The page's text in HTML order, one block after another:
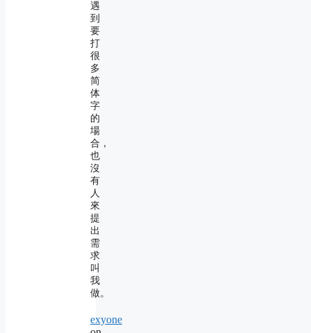
遇
到
要
打
很
多
简
体
字
的
場
合，
也
沒
有
人
來
提
出
需
求
叫
我
做。
exyone